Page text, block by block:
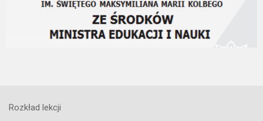
Rozkład lekcji